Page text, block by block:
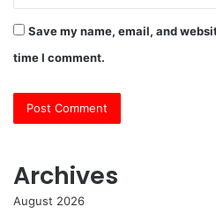
Save my name, email, and
time I comment.
Archives
August 2026